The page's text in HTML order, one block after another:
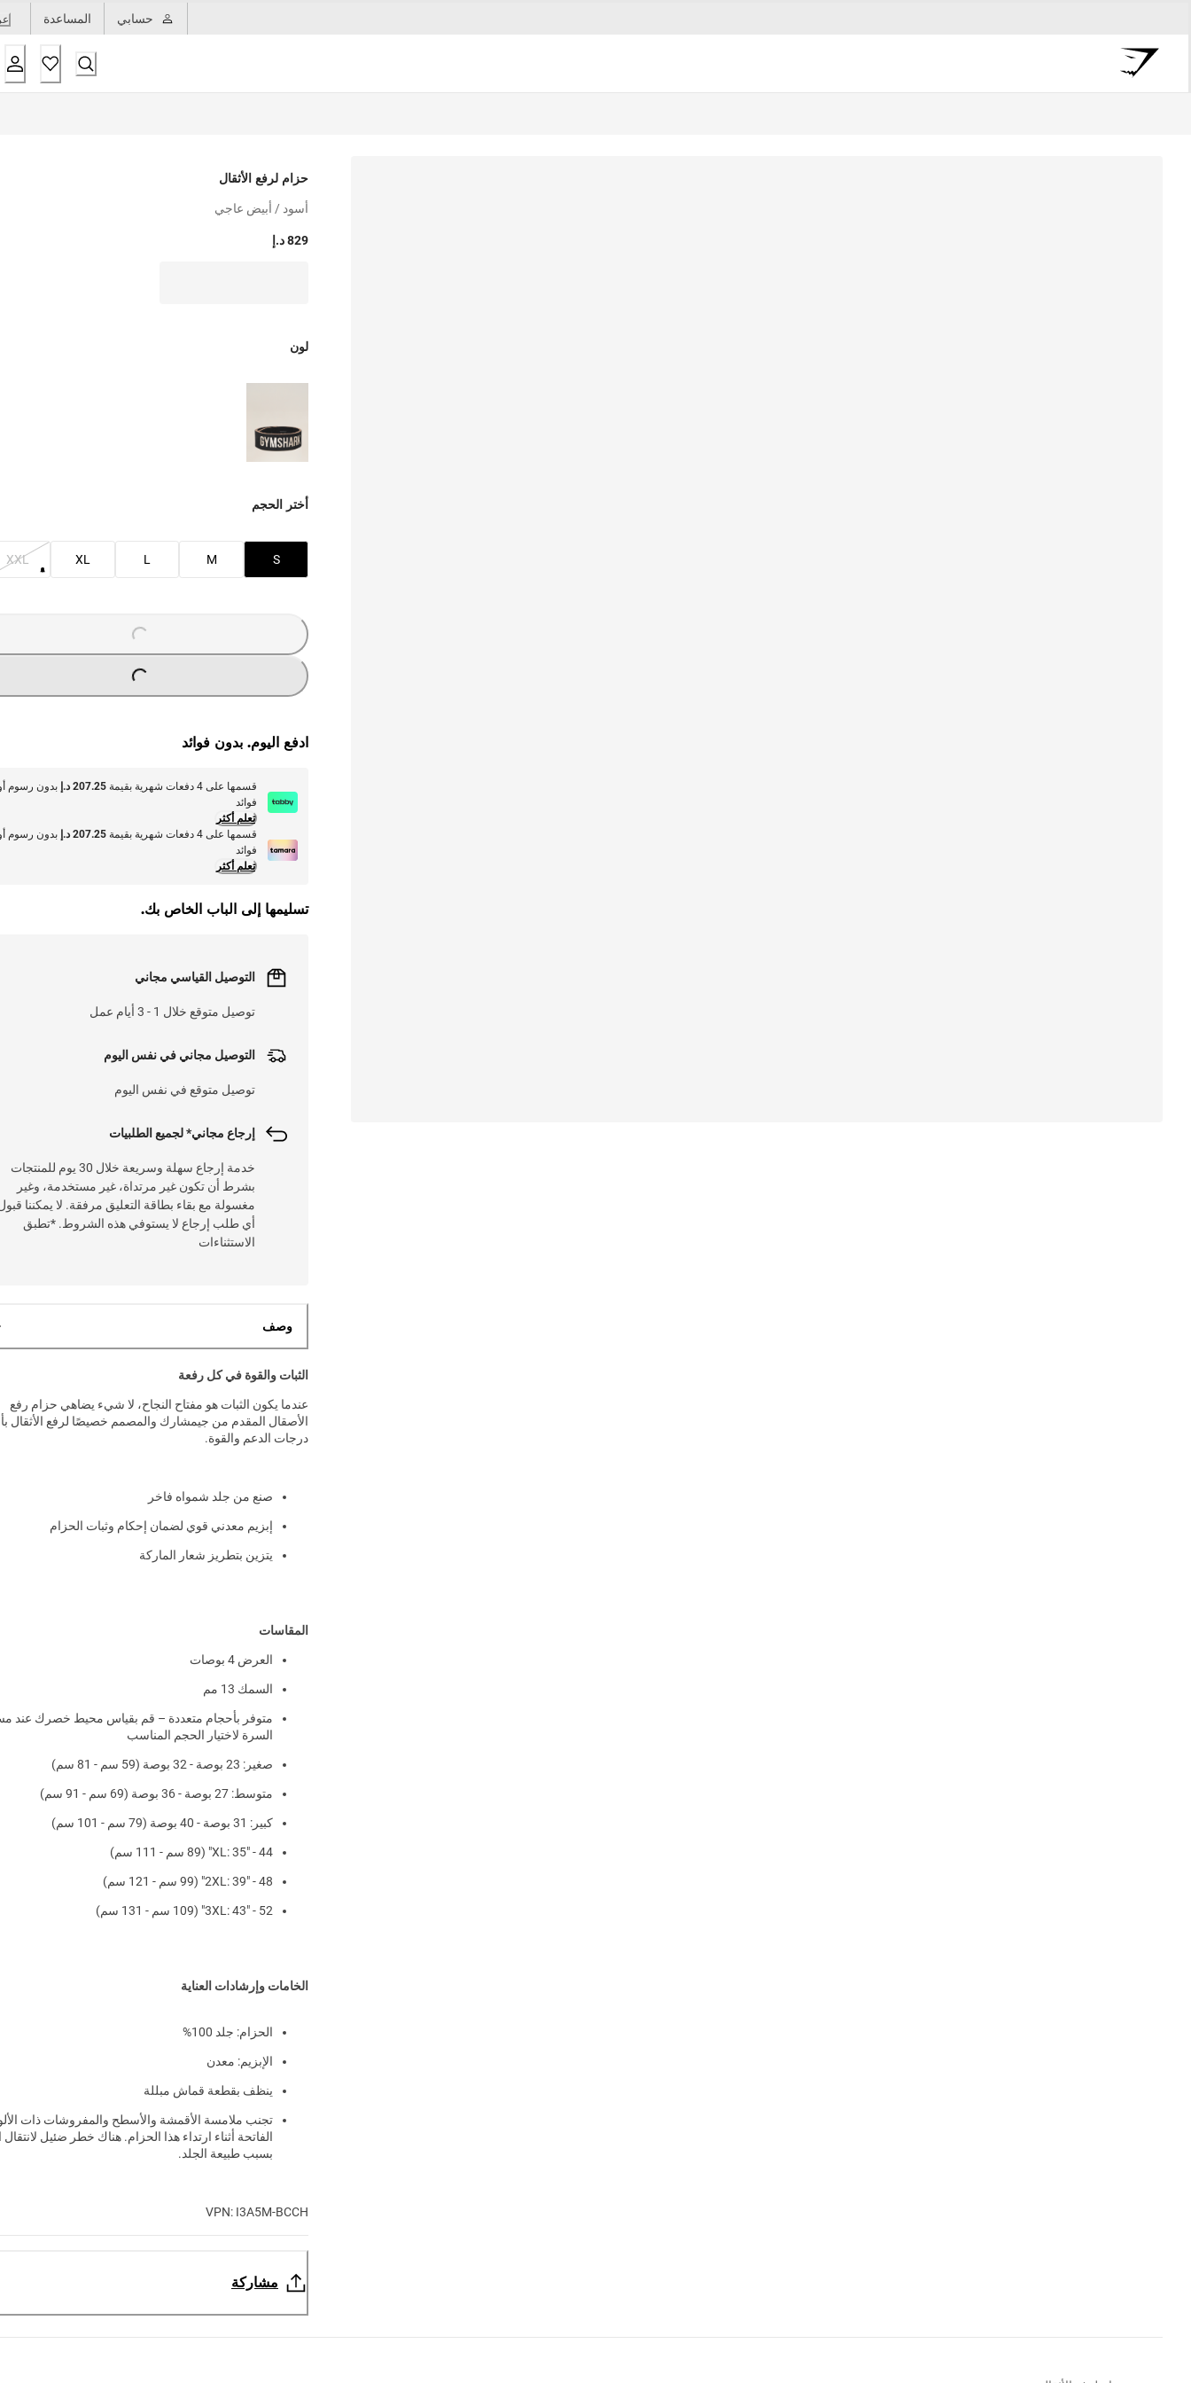
حسابي المساعدة
حزام لرفع الأثقال
أسود / أبيض عاجي
829 د.إ
لون
أختر الحجم
S
M
L
XL
XXL
O
A
D
I
N
G
.
.
L
.
ادفع اليوم. بدون فوائد
قسمها على 4 دفعات شهرية بقيمة 207.25 د.إ
بدون رسوم
فوائد
تعلم أكثر
قسمها على 4 دفعات شهرية بقيمة
207.25 د.إ
بدون رسوم
فوائد
تعلم أكثر
تسليمها إلى الباب الخاص بك.
التوصيل القياسي مجاني
توصيل متوقع خلال 1 - 3 أيام عمل
التوصيل مجاني في نفس اليوم
توصيل متوقع في نفس اليوم
إرجاع مجاني* لجميع الطلبيات
خدمة إرجاع سهلة وسريعة خلال 30 يوم للمنتجات
بشرط أن تكون غير مرتداة، غير مستخدمة، وغير
مغسولة مع بقاء بطاقة التعليق مرفقة. لا يمكننا
أي طلب إرجاع لا يستوفي هذه الشروط. *تطبق
الاستثناءات
وصف
الثبات والقوة في كل رفعة
عندما يكون الثبات هو مفتاح النجاح، لا شيء يضاهي حزام رفع
الأصقال المقدم من جيمشارك والمصمم خصيصًا لرفع الأثقال
درجات الدعم والقوة.
صنع من جلد شمواه فاخر
إبزيم معدني قوي لضمان إحكام وثبات الحزام
يتزين بتطريز شعار الماركة
المقاسات
العرض 4 بوصات
السمك 13 مم
متوفر بأحجام متعددة – قم بقياس محيط خصرك عند
السرة لاختيار الحجم المناسب
صغير: 23 بوصة - 32 بوصة (59 سم - 81 سم)
متوسط: 27 بوصة - 36 بوصة (69 سم - 91 سم)
كبير: 31 بوصة - 40 بوصة (79 سم - 101 سم)
XL: 35" - 44" (89 سم - 111 سم)
2XL: 39" - 48" (99 سم ​​- 121 سم)
3XL: 43" - 52" (109 سم - 131 سم)
الخامات وإرشادات العناية
الحزام: جلد 100%
الإبزيم: معدن
ينظف بقطعة قماش مبللة
تجنب ملامسة الأقمشة والأسطح والمفروشات ذات
الفاتحة أثناء ارتداء هذا الحزام. هناك خطر ضئيل لانتقال
بسبب طبيعة الجلد.
VPN: I3A5M-BCCH
مشاركة